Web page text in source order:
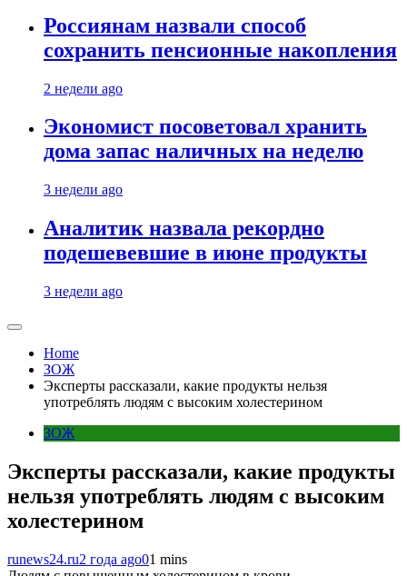
Россиянам назвали способ
сохранить пенсионные накопления
2 недели ago
Экономист посоветовал хранить
дома запас наличных на неделю
3 недели ago
Аналитик назвала рекордно
подешевевшие в июне продукты
3 недели ago
Home
ЗОЖ
Эксперты рассказали, какие продукты нельзя
употреблять людям с высоким холестерином
ЗОЖ
Эксперты рассказали, какие продукты
нельзя употреблять людям с высоким
холестерином
runews24.ru2 года ago01 mins